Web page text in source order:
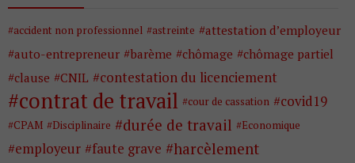
accident non professionnel astreinte
attestation d’employeur
auto-entrepreneur
barème chômage
chômage partiel
clause
CNIL contestation du licenciement
contrat de travail cour de cassation covid19
CPAM Disciplinaire durée de travail Economique
employeur faute grave harcèlement